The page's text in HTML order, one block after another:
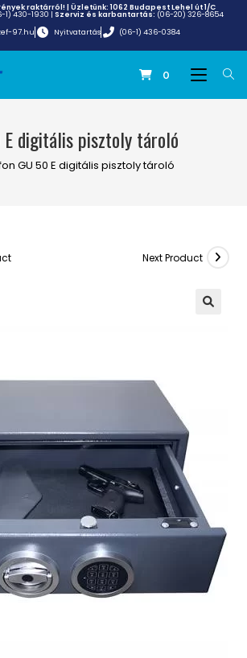
raktárról! | Üzletünk:1062 Budapest Lehel út 1/C
1) 430-1930 | Szerviz és karbantartás: (06-20) 326-8654
97.hu
Nyitvatartás (06-1) 436-0384
0
E digitális pisztoly tároló
GU 50 E digitális pisztoly tároló
Next Product